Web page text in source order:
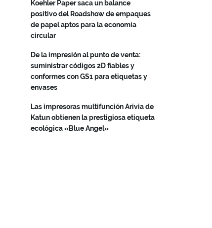
Koehler Paper saca un balance
positivo del Roadshow de empaques
de papel aptos para la economía
circular
De la impresión al punto de venta:
suministrar códigos 2D fiables y
conformes con GS1 para etiquetas y
envases
Las impresoras multifunción Arivia de
Katun obtienen la prestigiosa etiqueta
ecológica «Blue Angel»